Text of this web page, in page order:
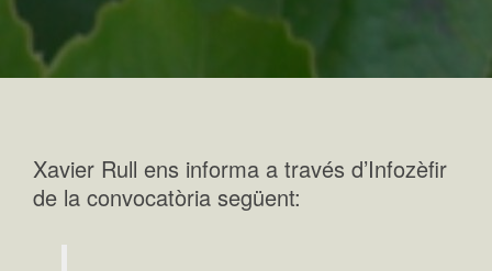
Xavier Rull ens informa a través d’Infozèfir
de la convocatòria següent: